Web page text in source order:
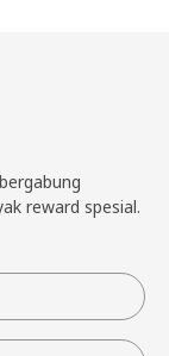
reward spesial.